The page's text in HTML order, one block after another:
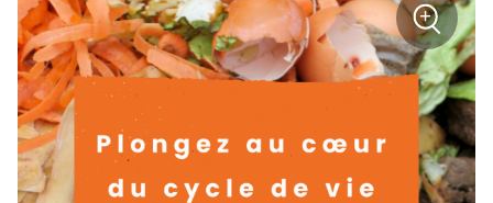
Zoom
+